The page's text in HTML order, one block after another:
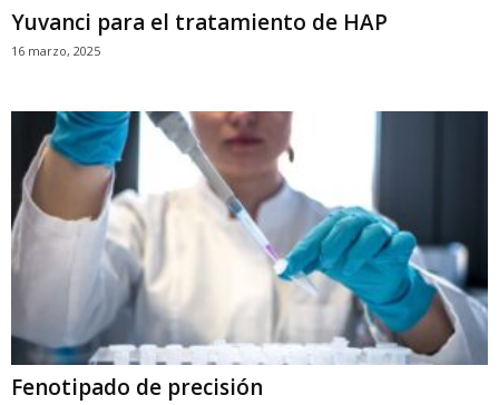
Yuvanci para el tratamiento de HAP
16 marzo, 2025
Fenotipado de precisión